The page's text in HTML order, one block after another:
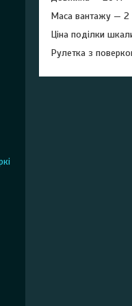
Маса вантажу — 2
Ціна поділки
Рулетка з